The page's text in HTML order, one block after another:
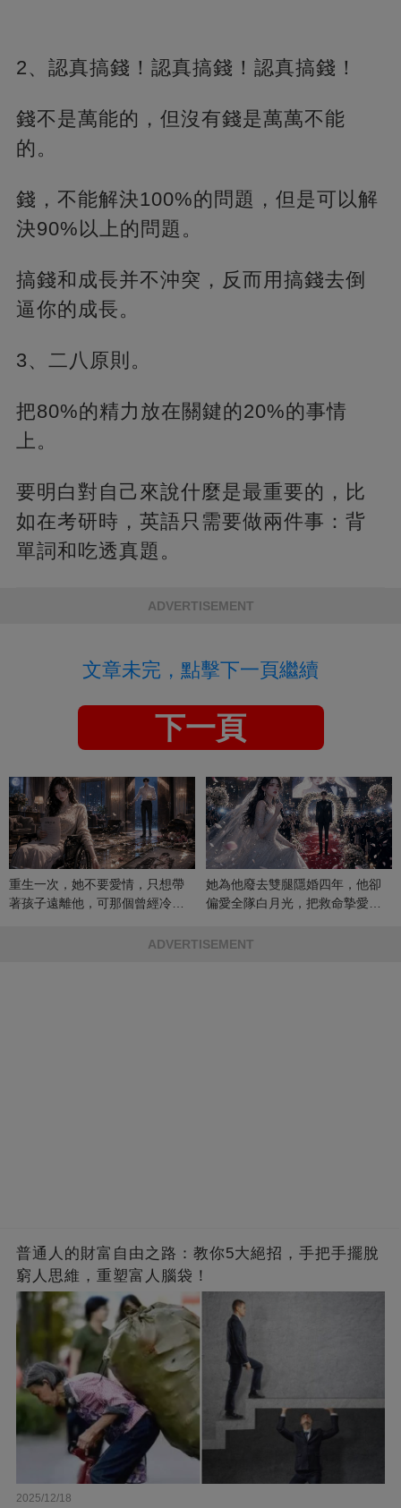
2、認真搞錢！認真搞錢！認真搞錢！
錢不是萬能的，但沒有錢是萬萬不能
的。
錢，不能解決100%的問題，但是可以解
決90%以上的問題。
搞錢和成長并不沖突，反而用搞錢去倒
逼你的成長。
3、二八原則。
把80%的精力放在關鍵的20%的事情
上。
要明白對自己來說什麼是最重要的，比
如在考研時，英語只需要做兩件事：背
單詞和吃透真題。
ADVERTISEMENT
文章未完，點擊下一頁繼續
下一頁
重生一次，她不要愛情，只想帶
著孩子遠離他，可那個曾經冷漠
她為他廢去雙腿隱婚四年，他卻
偏愛全隊白月光，把救命摯愛當
ADVERTISEMENT
普通人的財富自由之路：教你5大絕招，手把手擺脫
窮人思維，重塑富人腦袋！
2025/12/18